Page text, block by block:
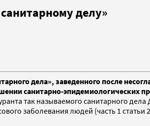
делу»
дела», заведенного после
санитарно-эпидемиологических
так называемого санитарного дела
заболевания людей (часть 1